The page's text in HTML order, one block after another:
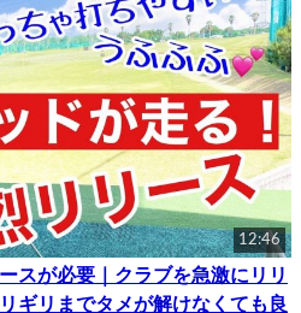
12:46
スが必要｜クラブを急激にリリ
ギリまでタメが解けなくても良